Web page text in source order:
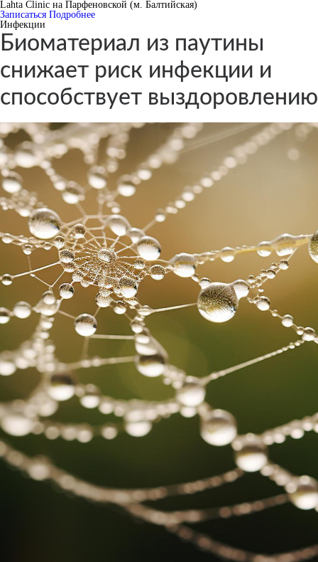
Lahta Clinic на Парфеновской (м. Балтийская)
Записаться Подробнее
Инфекции
Биоматериал из паутины
снижает риск инфекции и
способствует выздоровлению